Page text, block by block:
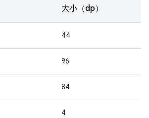
大小（dp）
44
96
84
4